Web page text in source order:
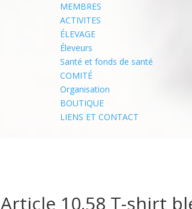
MEMBRES
ACTIVITES
ÉLEVAGE
Éleveurs
Santé et fonds de santé
COMITÉ
Organisation
BOUTIQUE
LIENS ET CONTACT
Article 10.58 T-shirt